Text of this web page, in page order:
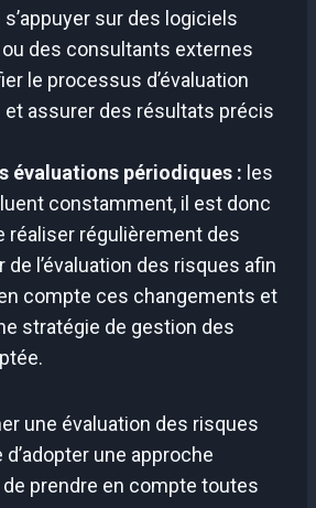
sur des logiciels
des consultants externes
le processus d’évaluation
et assurer des résultats précis
évaluations périodiques : les
constamment, il est donc
réaliser régulièrement des
de l’évaluation des risques afin
compte ces changements et
stratégie de gestion des
une évaluation des risques
une approche
prendre en compte toutes